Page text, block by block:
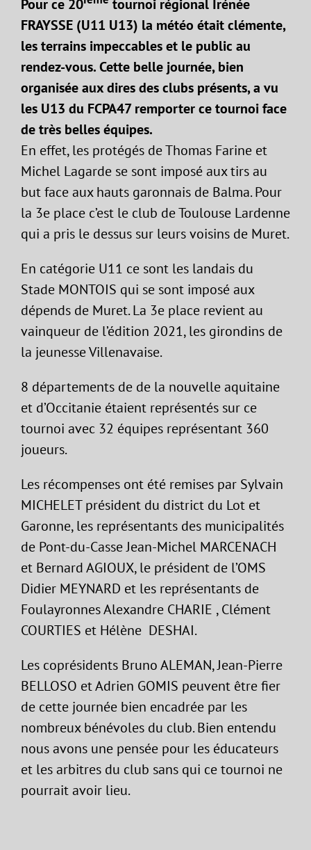
Pour ce 20
tournoi régional Irénée
FRAYSSE (U11 U13) la météo était clémente,
les terrains impeccables et le public au
rendez-vous. Cette belle journée, bien
organisée aux dires des clubs présents, a vu
les U13 du FCPA47 remporter ce tournoi face
de très belles équipes.
En effet, les protégés de Thomas Farine et
Michel Lagarde se sont imposé aux tirs au
but face aux hauts garonnais de Balma. Pour
la 3e place c’est le club de Toulouse Lardenne
qui a pris le dessus sur leurs voisins de Muret.
En catégorie U11 ce sont les landais du
Stade MONTOIS qui se sont imposé aux
dépends de Muret. La 3e place revient au
vainqueur de l’édition 2021, les girondins de
la jeunesse Villenavaise.
8 départements de de la nouvelle aquitaine
et d’Occitanie étaient représentés sur ce
tournoi avec 32 équipes représentant 360
joueurs.
Les récompenses ont été remises par Sylvain
MICHELET président du district du Lot et
Garonne, les représentants des municipalités
de Pont-du-Casse Jean-Michel MARCENACH
et Bernard AGIOUX, le président de l’OMS
Didier MEYNARD et les représentants de
Foulayronnes Alexandre CHARIE , Clément
COURTIES et Hélène DESHAI.
Les coprésidents Bruno ALEMAN, Jean-Pierre
BELLOSO et Adrien GOMIS peuvent être fier
de cette journée bien encadrée par les
nombreux bénévoles du club. Bien entendu
nous avons une pensée pour les éducateurs
et les arbitres du club sans qui ce tournoi ne
pourrait avoir lieu.